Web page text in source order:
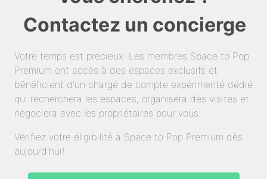
Contactez un concierge
Votre temps est précieux. Les membres Space to Pop
Premium ont accès à des espaces exclusifs et
bénéficient d'un chargé de compte expérimenté dédié
qui recherchera les espaces, organisera des visites et
négociera avec les propriétaires pour vous.
Vérifiez votre éligibilité à Space to Pop Premium dès
aujourd'hui!